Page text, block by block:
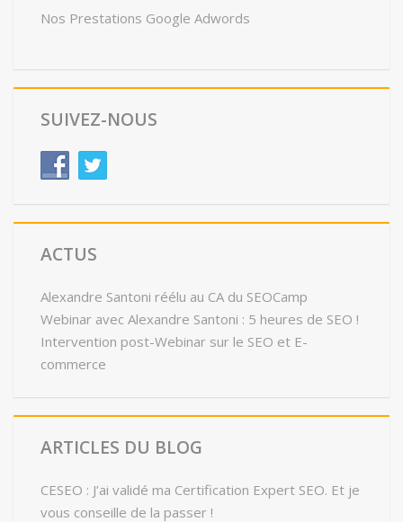
Nos Prestations Google Adwords
SUIVEZ-NOUS
ACTUS
Alexandre Santoni réélu au CA du SEOCamp
Webinar avec Alexandre Santoni : 5 heures de SEO !
Intervention post-Webinar sur le SEO et E-
commerce
ARTICLES DU BLOG
CESEO : J’ai validé ma Certification Expert SEO. Et je
vous conseille de la passer !